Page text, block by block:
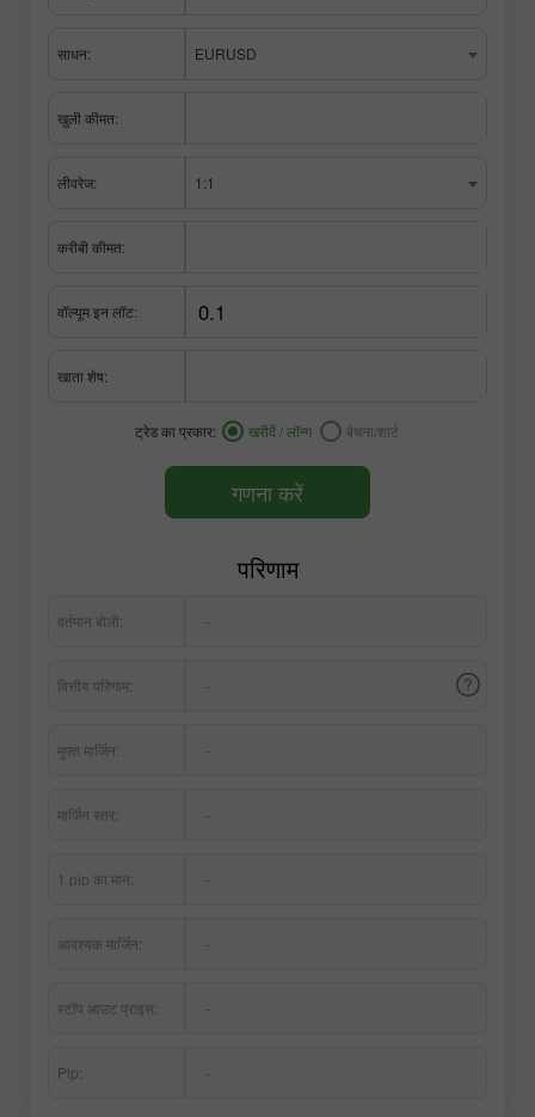
साधन: EURUSD
खुली कीमत:
लीवरेज: 1:1
करीबी कीमत:
वॉल्यूम इन लॉट:
खाता शेष:
ट्रेड का प्रकार: खरीदें / लॉन्ग बेचना/शार्ट
गणना करें
परिणाम
वर्तमान बोली: -
वित्तीय परिणाम: -
मुफ़्त मार्जिन: -
मार्जिन स्तर: -
1 pip का मान: -
आवश्यक मार्जिन: -
स्टॉप आउट प्राइस: -
Pip: -